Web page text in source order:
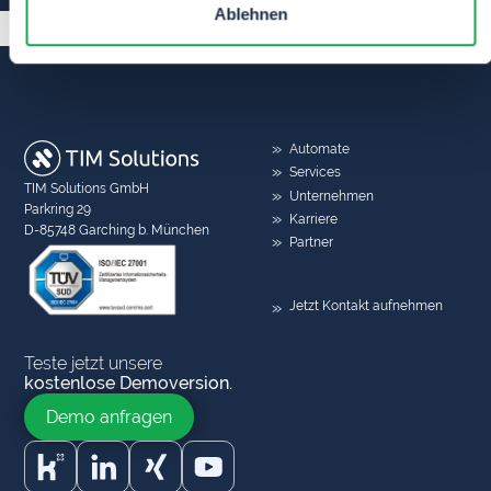
Ablehnen
TIM Solutions GmbH
Parkring 29
D-85748 Garching b. München
Automate
Services
Unternehmen
Karriere
Partner
Jetzt Kontakt aufnehmen
Teste jetzt unsere
kostenlose Demoversion.
Demo anfragen